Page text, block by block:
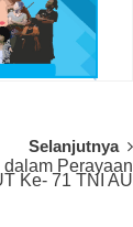
Selanjutnya
Perayaan
Ke- 71 TNI AU